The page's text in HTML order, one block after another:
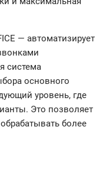
система
основного
уровень, где
Это позволяет
более